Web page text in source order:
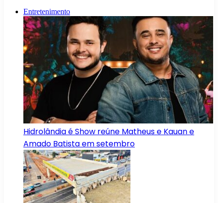
Entretenimento
Hidrolândia é Show reúne Matheus e Kauan e
Amado Batista em setembro